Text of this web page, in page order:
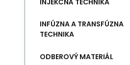
INFÚZNA A TRANSFÚZNA
TECHNIKA
ODBEROVÝ MATERIÁL